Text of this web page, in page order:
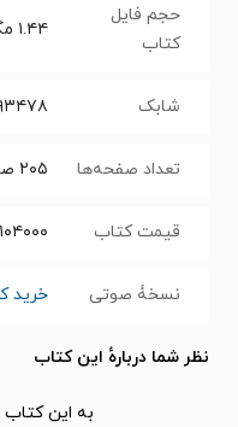
حجم فایل
کتاب
۱.۴۴
شابک
تعداد صفحه‌ها ۲۰۵
قیمت کتاب ۱۰۴۰۰۰
نسخۀ صوتی خرید
نظر شما دربارهٔ این کتاب
به این